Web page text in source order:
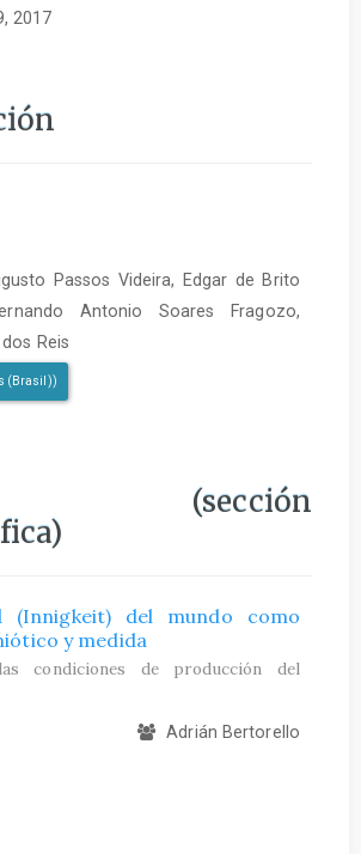
2017
Passos Videira, Edgar de Brito
Antonio Soares Fragozo,
Reis
(Brasil))
(sección
(Innigkeit) del mundo como
y medida
condiciones de producción del
Adrián Bertorello